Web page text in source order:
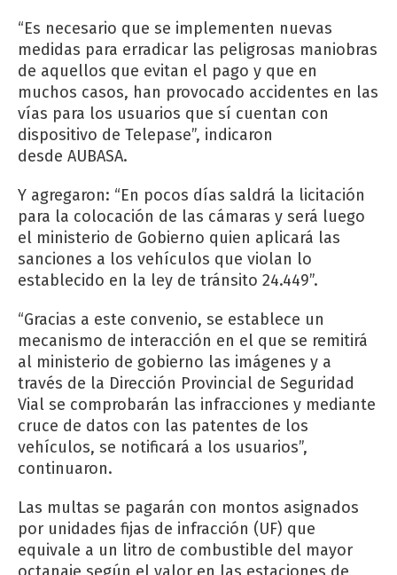
“Es necesario que se implementen nuevas
medidas para erradicar las peligrosas maniobras
de aquellos que evitan el pago y que en
muchos casos, han provocado accidentes en las
vías para los usuarios que sí cuentan con
dispositivo de Telepase”, indicaron
desde AUBASA.
Y agregaron: “En pocos días saldrá la licitación
para la colocación de las cámaras y será luego
el ministerio de Gobierno quien aplicará las
sanciones a los vehículos que violan lo
establecido en la ley de tránsito 24.449”.
“Gracias a este convenio, se establece un
mecanismo de interacción en el que se remitirá
al ministerio de gobierno las imágenes y a
través de la Dirección Provincial de Seguridad
Vial se comprobarán las infracciones y mediante
cruce de datos con las patentes de los
vehículos, se notificará a los usuarios”,
continuaron.
Las multas se pagarán con montos asignados
por unidades fijas de infracción (UF) que
equivale a un litro de combustible del mayor